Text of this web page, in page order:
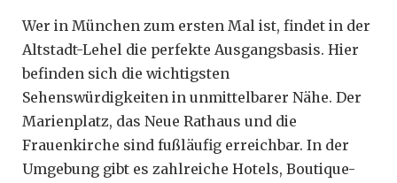
Wer in München zum ersten Mal ist, findet in der
Altstadt-Lehel die perfekte Ausgangsbasis. Hier
befinden sich die wichtigsten
Sehenswürdigkeiten in unmittelbarer Nähe. Der
Marienplatz, das Neue Rathaus und die
Frauenkirche sind fußläufig erreichbar. In der
Umgebung gibt es zahlreiche Hotels, Boutique-